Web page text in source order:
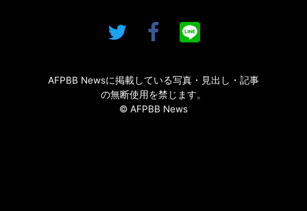
AFPBB Newsに掲載している写真・見出し・記事
の無断使用を禁じます。
© AFPBB News